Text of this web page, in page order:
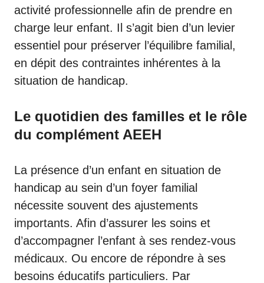
activité professionnelle afin de prendre en
charge leur enfant. Il s’agit bien d’un levier
essentiel pour préserver l’équilibre familial,
en dépit des contraintes inhérentes à la
situation de handicap.
Le quotidien des familles et le rôle
du complément AEEH
La présence d’un enfant en situation de
handicap au sein d’un foyer familial
nécessite souvent des ajustements
importants. Afin d’assurer les soins et
d’accompagner l’enfant à ses rendez-vous
médicaux. Ou encore de répondre à ses
besoins éducatifs particuliers. Par